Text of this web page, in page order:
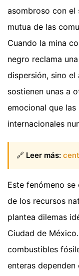
asombroso con el
mutua de las
Cuando la mina
negro reclama
dispersión, sino el
sostienen unas a
emocional que
internacionales
🔗 Leer más:
Este fenómeno
de los recursos
plantea dilemas
Ciudad de
combustibles
enteras